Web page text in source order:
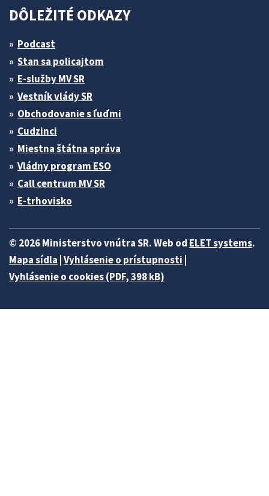
DÔLEŽITÉ ODKAZY
Podcast
Stan sa policajtom
E-služby MV SR
Vestník vlády SR
Obchodovanie s ľuďmi
Cudzinci
Miestna štátna správa
Vládny program ESO
Call centrum MV SR
E-trhovisko
© 2026 Ministerstvo vnútra SR. Web od ELET systems.
Mapa sídla |Vyhlásenie o prístupnosti |
Vyhlásenie o cookies (PDF, 398 kB)